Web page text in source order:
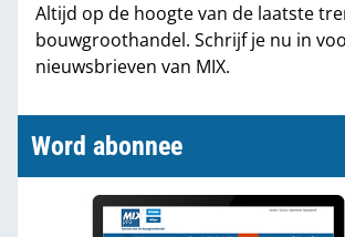
Partners
Altijd op de hoogte van de laatste
bouwgroothandel. Schrijf je nu in
nieuwsbrieven van MIX.
Word abonnee